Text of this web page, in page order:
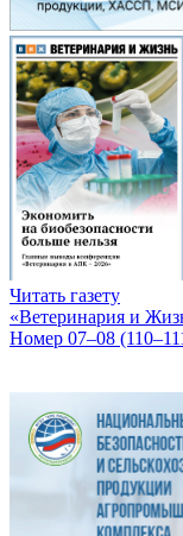
Читать газету
«Ветеринария и
Номер 07–08